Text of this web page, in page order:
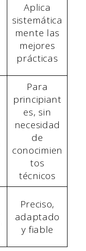
Aplica
sistemática
mente las
mejores
prácticas
Para
principiant
es, sin
necesidad
de
conocimien
tos
técnicos
Preciso,
adaptado
y fiable